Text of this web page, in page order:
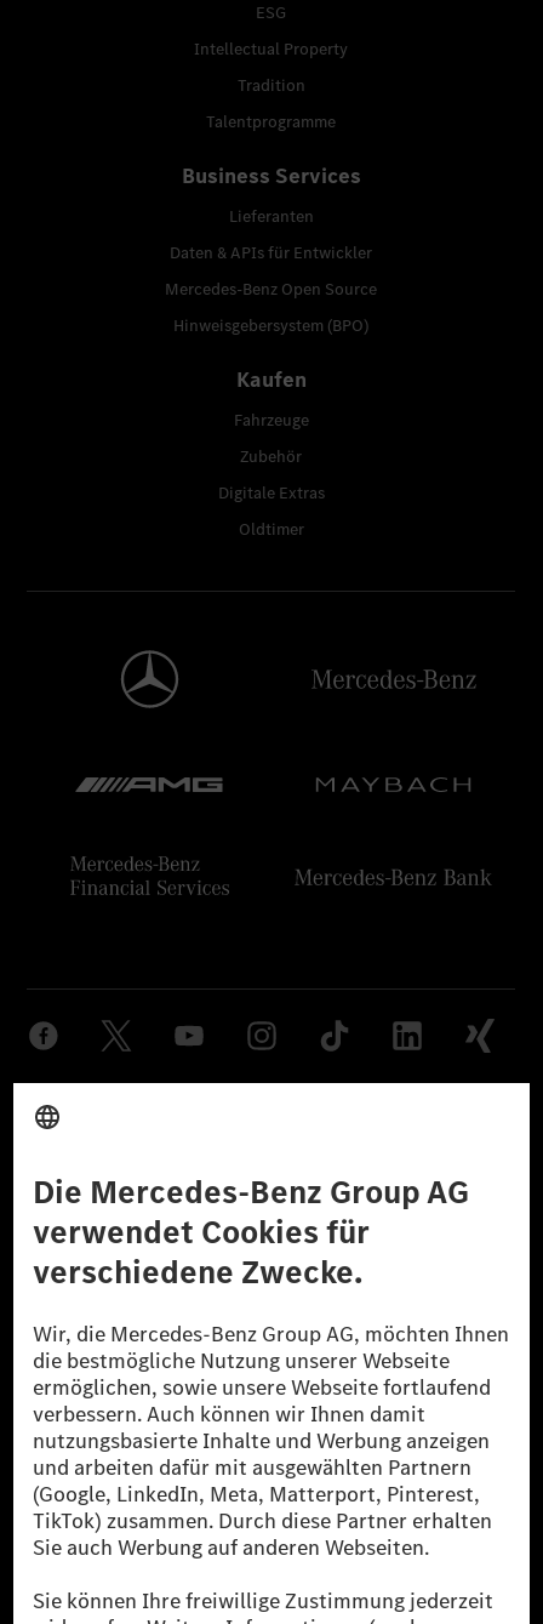
ESG
Intellectual Property
Tradition
Talentprogramme
Business Services
Lieferanten
Daten & APIs für Entwickler
Mercedes-Benz Open Source
Hinweisgebersystem (BPO)
Kaufen
Fahrzeuge
Zubehör
Digitale Extras
Oldtimer
© 2026 Mercedes-Benz Group AG. Alle Rechte vorbehalten.
reduzierte CO₂-Emissionen bei der Mercedes-Benz Group durch
zertifizierte Ausgleichsprojekte kompensiert werden.
[2] Renewable Charging ist ein integraler Bestandteil von MB.CHARGE
Public in Europa, den USA, Kanada und China. Sofern an der jeweiligen
Ladestation noch kein Strom aus erneuerbaren Energien vorliegt,
verwendet Renewable Charging Grünstromzertifikate*. Diese stellen
sicher, dass für Ladevorgänge über MB.CHARGE Public eine äquivalente
Strommenge aus erneuerbaren Energien ins Stromnetz eingespeist wird.
Sie stammen ausschließlich aus Wind- und Solarkraftanlagen, die jünger
als sechs Jahre sind.
* Inkl. EKOenergy Ökolabel
* Die angegebenen Werte wurden nach dem vorgeschriebenen
Messverfahren WLTP (Worldwide harmonised Light vehicles Test